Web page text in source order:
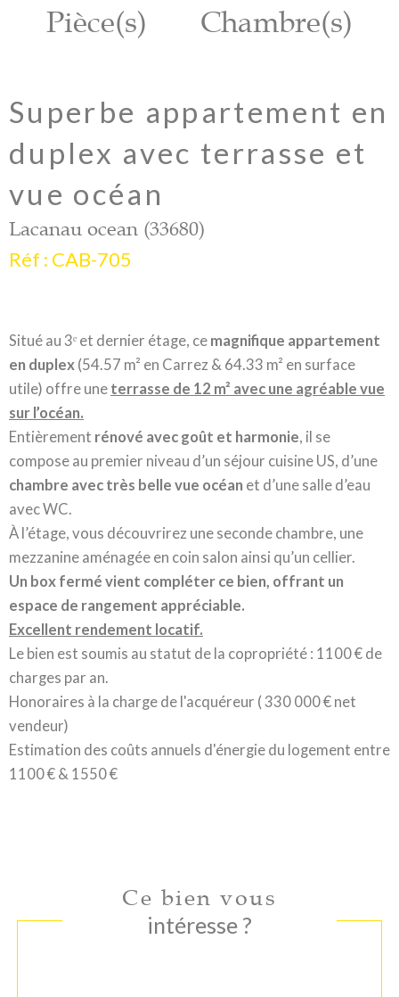
Pièce(s) Chambre(s)
Superbe appartement en
duplex avec terrasse et
vue océan
Lacanau ocean (33680)
Réf : CAB-705
Situé au 3ᵉ et dernier étage, ce magnifique appartement
en duplex (54.57 m² en Carrez & 64.33 m² en surface
utile) offre une terrasse de 12 m² avec une agréable vue
sur l’océan.
Entièrement rénové avec goût et harmonie, il se
compose au premier niveau d’un séjour cuisine US, d’une
chambre avec très belle vue océan et d’une salle d’eau
avec WC.
À l’étage, vous découvrirez une seconde chambre, une
mezzanine aménagée en coin salon ainsi qu’un cellier.
Un box fermé vient compléter ce bien, offrant un
espace de rangement appréciable.
Excellent rendement locatif.
Le bien est soumis au statut de la copropriété : 1100 € de
charges par an.
Honoraires à la charge de l'acquéreur ( 330 000 € net
vendeur)
Estimation des coûts annuels d'énergie du logement entre
1100 € & 1550 €
Ce bien vous
intéresse ?